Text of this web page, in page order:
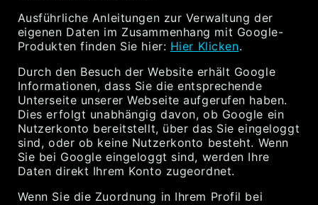
Ausführliche Anleitungen zur Verwaltung der
eigenen Daten im Zusammenhang mit Google-
Produkten finden Sie hier: Hier Klicken.
Durch den Besuch der Website erhält Google
Informationen, dass Sie die entsprechende
Unterseite unserer Webseite aufgerufen haben.
Dies erfolgt unabhängig davon, ob Google ein
Nutzerkonto bereitstellt, über das Sie eingeloggt
sind, oder ob keine Nutzerkonto besteht. Wenn
Sie bei Google eingeloggt sind, werden Ihre
Daten direkt Ihrem Konto zugeordnet.
Wenn Sie die Zuordnung in Ihrem Profil bei